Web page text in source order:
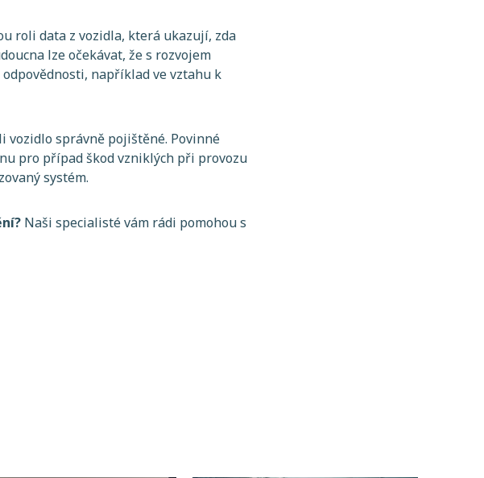
roli data z vozidla, která ukazují, zda
lze očekávat, že s rozvojem
například ve vztahu k
vozidlo správně pojištěné. Povinné
pro případ škod vzniklých při provozu
systém.
Naši specialisté vám rádi pomohou s